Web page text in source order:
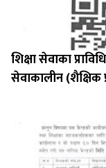
शिक्षा सेवाका
सेवाकालीन (शैक्षिक